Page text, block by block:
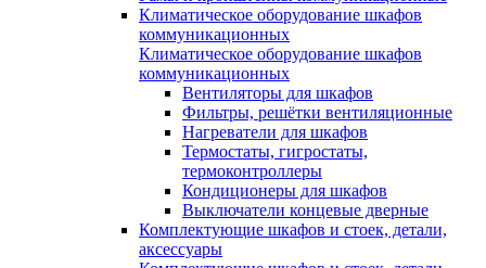
Климатическое оборудование шкафов
коммуникационных
Климатическое оборудование шкафов
коммуникационных
Вентиляторы для шкафов
Фильтры, решётки вентиляционные
Нагреватели для шкафов
Термостаты, гигростаты,
термоконтроллеры
Кондиционеры для шкафов
Выключатели концевые дверные
Комплектующие шкафов и стоек, детали,
аксессуары